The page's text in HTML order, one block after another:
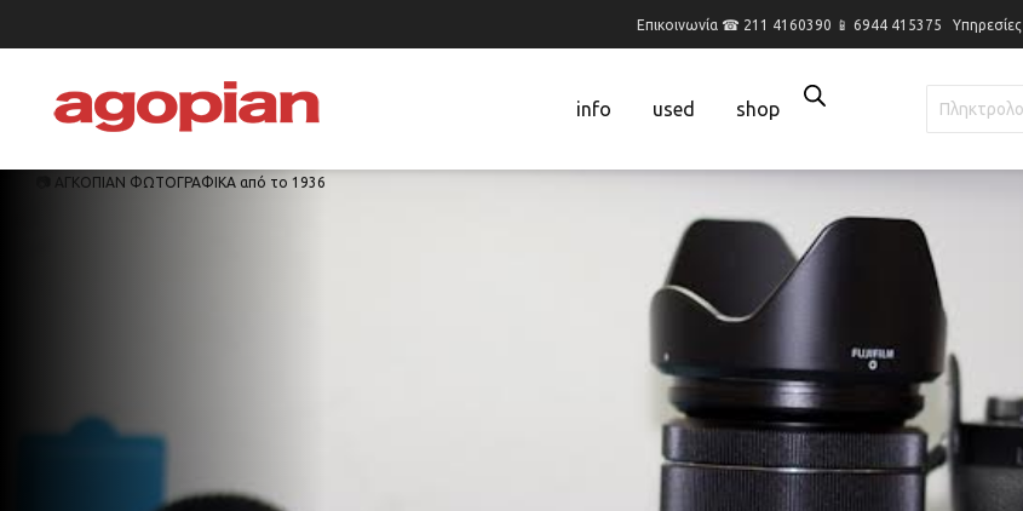
Επικοινωνία ☎ 211 4160390 📱 6944 415375 Υπηρεσίες
📷 ΑΓΚΟΠΙΑΝ ΦΩΤΟΓΡΑΦΙΚΑ από το 1936
info used shop